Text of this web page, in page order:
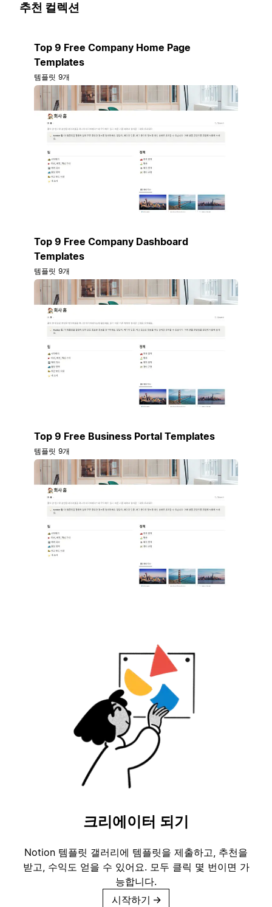
추천 컬렉션
Top 9 Free Company Home Page
Templates
템플릿 9개
Top 9 Free Company Dashboard
Templates
템플릿 9개
Top 9 Free Business Portal Templates
템플릿 9개
크리에이터 되기
Notion 템플릿 갤러리에 템플릿을 제출하고, 추천을
받고, 수익도 얻을 수 있어요. 모두 클릭 몇 번이면 가
능합니다.
시작하기 →